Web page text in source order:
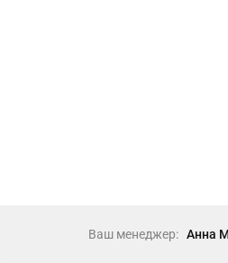
Ваш менеджер: Анна